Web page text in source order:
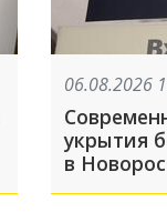
06.08.2026
укрытия
в
адресов